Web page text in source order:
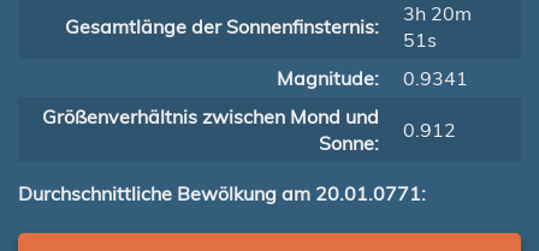
Gesamtlänge der Sonnenfinsternis:
3h 20m
51s
Magnitude:
0.9341
Größenverhältnis zwischen Mond und
Sonne:
0.912
Durchschnittliche Bewölkung am 20.01.0771: